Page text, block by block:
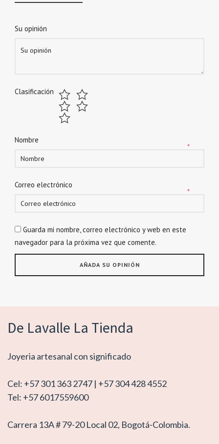
Su opinión
Clasificación
Nombre
*
Correo electrónico
*
Guarda mi nombre, correo electrónico y web en este
navegador para la próxima vez que comente.
De Lavalle La Tienda
Joyeria artesanal con significado
Cel: +57 301 363 2747 | +57 304 428 4552
Tel: +57 6017559600
Carrera 13A # 79-20 Local 02, Bogotá-Colombia.